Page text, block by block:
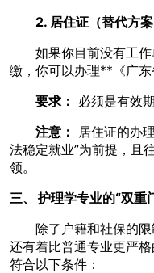
2. 居住证（替代方案
如果你目前没有工
缴，你可以办理**《广东
要求： 必须是有效
注意：
居住证的办
法稳定就业”为前提，且
领。
三、 护理学专业的“双重
除了户籍和社保的
还有着比普通专业更严格
符合以下条件：